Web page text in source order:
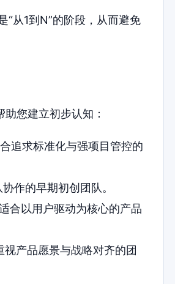
“从1到N”的阶段，从而避免
您建立初步认知：
追求标准化与强项目管控的
作的早期初创团队。
合以用户驱动为核心的产品
产品愿景与战略对齐的团